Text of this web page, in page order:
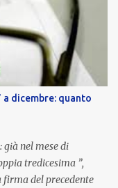
variabile dello
per valorizzare
risorse e il
dell’Istruzione
2024, il MIM ha
i dati a NoiPA,
in busta paga . Gli
riconosciuto è di 6....
a dicembre: quanto
già nel mese di
tredicesima ”,
firma del precedente